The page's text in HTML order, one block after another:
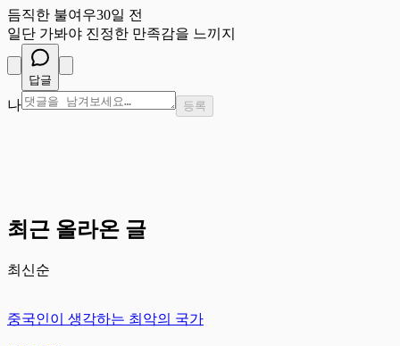
듬직한 불여우30일 전
일단 가봐야 진정한 만족감을 느끼지
답글
나 등록
최근 올라온 글
최신순
중국인이 생각하는 최악의 국가